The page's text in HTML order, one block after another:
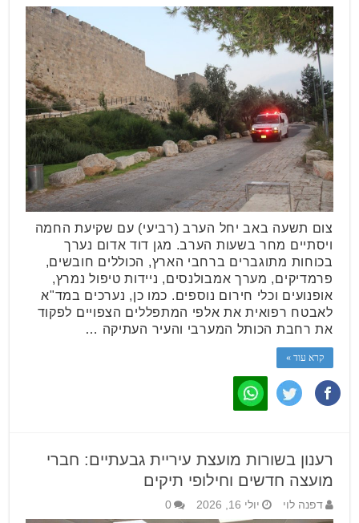
צום תשעה באב יחל הערב (רביעי) עם שקיעת החמה
ויסתיים מחר בשעות הערב. מגן דוד אדום נערך
בכוחות מתוגברים ברחבי הארץ, הכוללים חובשים,
פרמדיקים, מערך אמבולנסים, ניידות טיפול נמרץ,
אופנועים וכלי חירום נוספים. כמו כן, נערכים במד"א
לאבטח רפואית את אלפי המתפללים הצפויים לפקוד
את רחבת הכותל המערבי והעיר העתיקה …
קרא עוד »
רענון בשורות מועצת עיריית גבעתיים: חברי
מועצה חדשים וחילופי תיקים
דפנה לוי יולי 16, 2026 0